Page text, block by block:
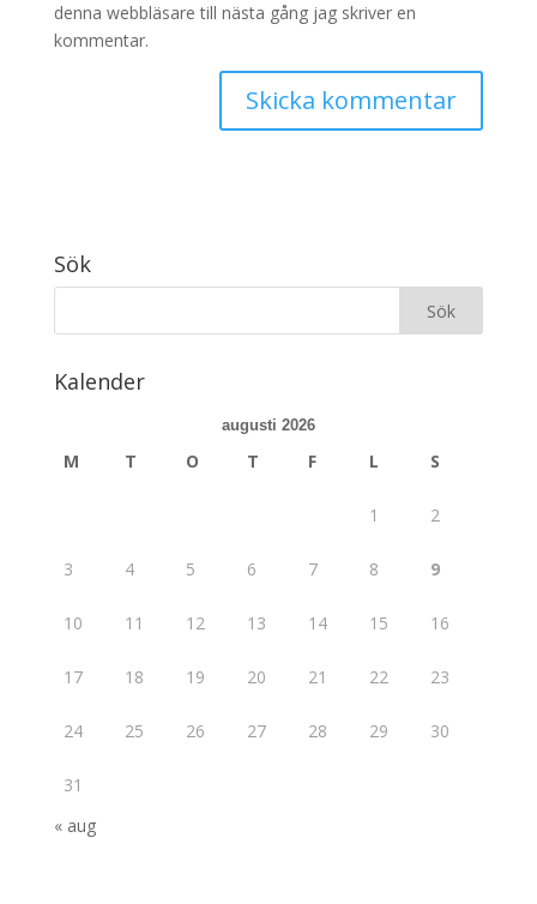
denna webbläsare till nästa gång jag skriver en
kommentar.
Sök
Kalender
augusti 2026
M T O T F L S
1 2
3 4 5 6 7 8 9
10 11 12 13 14 15 16
17 18 19 20 21 22 23
24 25 26 27 28 29 30
31
« aug